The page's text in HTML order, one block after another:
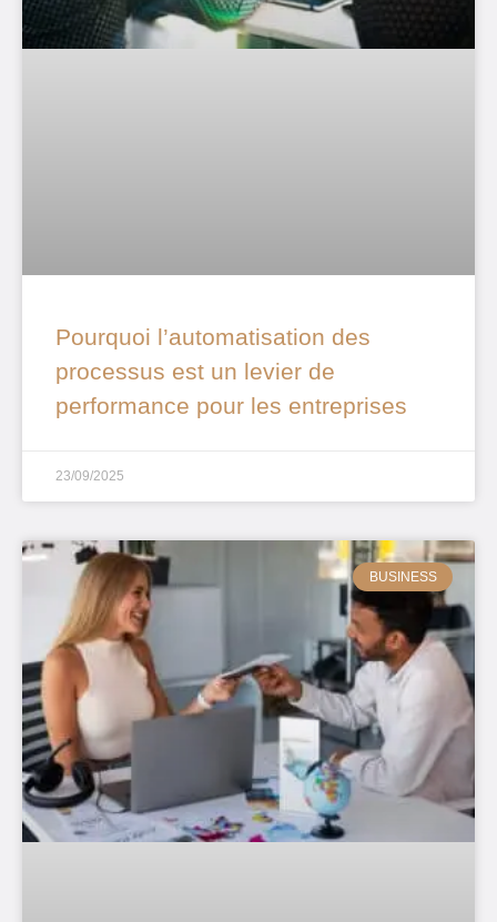
Pourquoi l’automatisation des
processus est un levier de
performance pour les entreprises
23/09/2025
BUSINESS